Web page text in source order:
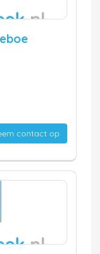
contact op